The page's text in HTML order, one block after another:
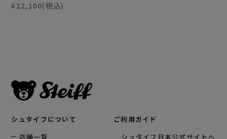
¥12,100(税込)
シュタイフについて
店舗一覧
ご利用ガイド
シュタイフ日本公式サイトへ